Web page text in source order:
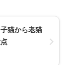
猫から老猫